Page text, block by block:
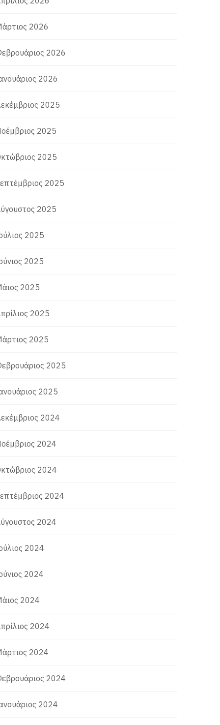
2026
2026
2026
2025
2025
2025
2025
2025
2025
2025
2025
2025
2025
2025
2025
2024
2024
2024
2024
2024
2024
2024
2024
2024
2024
2024
2024